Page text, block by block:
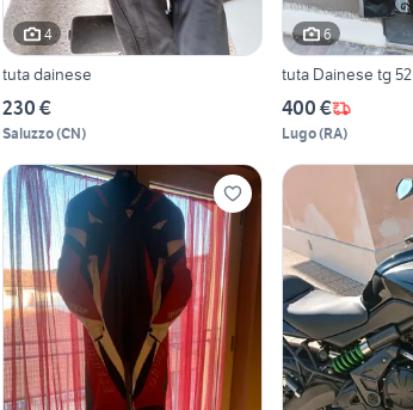
4
tuta dainese
230 €
Saluzzo(CN)
6
tuta Dainese tg 52
400 €
Lugo(RA)